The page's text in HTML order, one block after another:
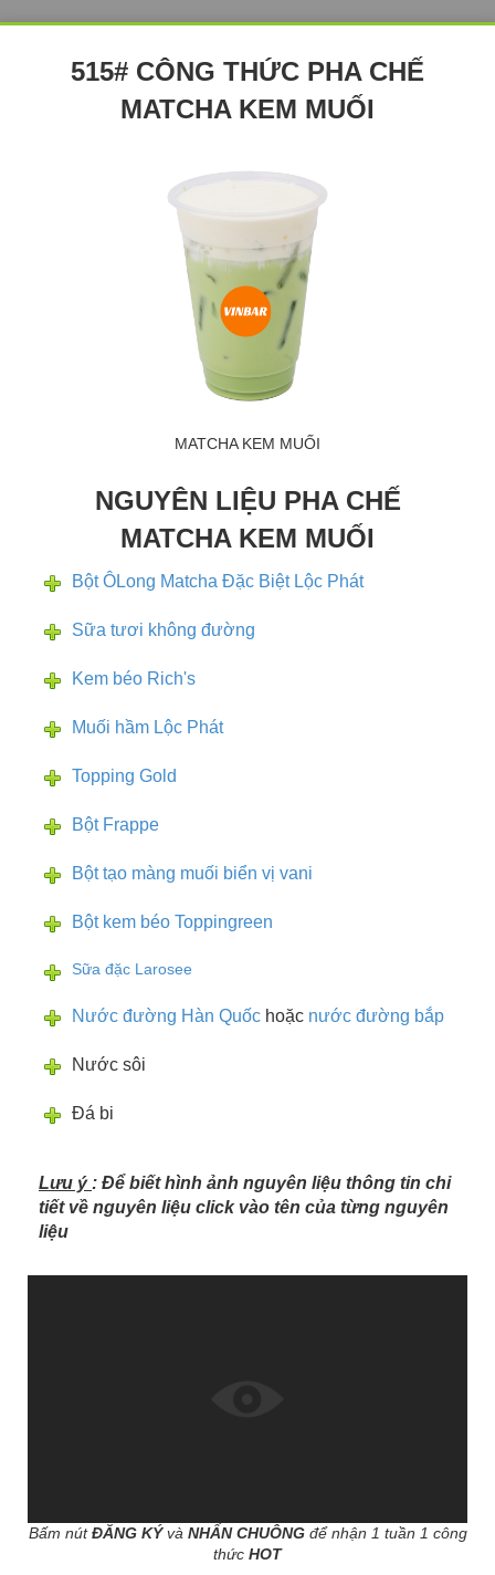
515# CÔNG THỨC PHA CHẾ
MATCHA KEM MUỐI
MATCHA KEM MUỐI
NGUYÊN LIỆU PHA CHẾ
MATCHA KEM MUỐI
Bột ÔLong Matcha Đặc Biệt Lộc Phát
Sữa tươi không đường
Kem béo Rich's
Muối hầm Lộc Phát
Topping Gold
Bột Frappe
Bột tạo màng muối biển vị vani
Bột kem béo Toppingreen
Sữa đặc Larosee
Nước đường Hàn Quốc hoặc nước đường bắp
Nước sôi
Đá bi
Lưu ý : Để biết hình ảnh nguyên liệu thông tin chi
tiết về nguyên liệu click vào tên của từng nguyên
liệu
Bấm nútĐĂNG KÝvàNHẤN CHUÔNG để nhận 1 tuần 1 công
thức HOT